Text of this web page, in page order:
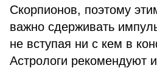
Скорпионов, поэтому
важно сдерживать
не вступая ни с кем в
Астрологи рекомендуют